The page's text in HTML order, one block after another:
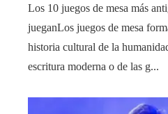
Los 10 juegos de mesa más
jueganLos juegos de mesa
historia cultural de la
escritura moderna o de las g...